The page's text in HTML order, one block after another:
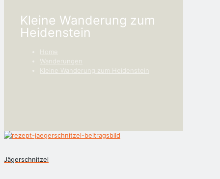
Kleine Wanderung zum
Heidenstein
Home
Wanderungen
Kleine Wanderung zum Heidenstein
Jägerschnitzel